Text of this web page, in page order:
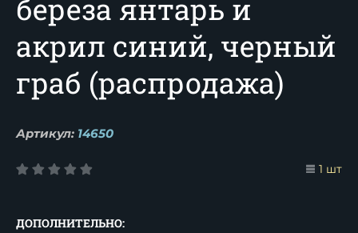
береза янтарь и
акрил синий, черный
граб (распродажа)
Артикул: 14650
1 шт
ДОПОЛНИТЕЛЬНО: